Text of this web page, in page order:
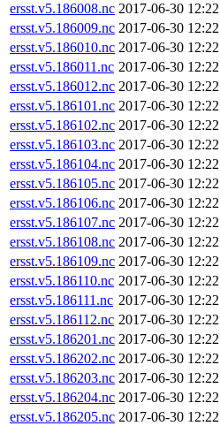
ersst.v5.186008.nc 2017-06-30 12:22
ersst.v5.186009.nc 2017-06-30 12:22
ersst.v5.186010.nc 2017-06-30 12:22
ersst.v5.186011.nc 2017-06-30 12:22
ersst.v5.186012.nc 2017-06-30 12:22
ersst.v5.186101.nc 2017-06-30 12:22
ersst.v5.186102.nc 2017-06-30 12:22
ersst.v5.186103.nc 2017-06-30 12:22
ersst.v5.186104.nc 2017-06-30 12:22
ersst.v5.186105.nc 2017-06-30 12:22
ersst.v5.186106.nc 2017-06-30 12:22
ersst.v5.186107.nc 2017-06-30 12:22
ersst.v5.186108.nc 2017-06-30 12:22
ersst.v5.186109.nc 2017-06-30 12:22
ersst.v5.186110.nc 2017-06-30 12:22
ersst.v5.186111.nc 2017-06-30 12:22
ersst.v5.186112.nc 2017-06-30 12:22
ersst.v5.186201.nc 2017-06-30 12:22
ersst.v5.186202.nc 2017-06-30 12:22
ersst.v5.186203.nc 2017-06-30 12:22
ersst.v5.186204.nc 2017-06-30 12:22
ersst.v5.186205.nc 2017-06-30 12:22